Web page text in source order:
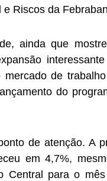
Riscos da
ainda que
de
do
de atenção. A
em 4,7%,
Central para o